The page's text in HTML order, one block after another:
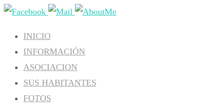
Ir
contenido
INICIO
INFORMACIÓN
ASOCIACION
SUS HABITANTES
FOTOS